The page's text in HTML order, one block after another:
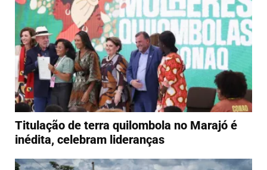
Titulação de terra quilombola no Marajó é
inédita, celebram lideranças